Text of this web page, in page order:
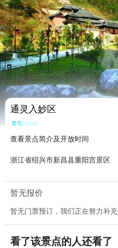
通灵入妙区
暂无点评
查看景点简介及开放时间
浙江省绍兴市新昌县重阳宫景区
暂无报价
暂无门票预订，我们正在努力补充
看了该景点的人还看了
